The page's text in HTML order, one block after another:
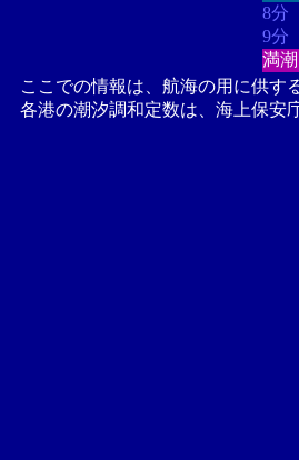
8分
9分
満潮
ここでの情報は、航海の用に供す
各港の潮汐調和定数は、海上保安